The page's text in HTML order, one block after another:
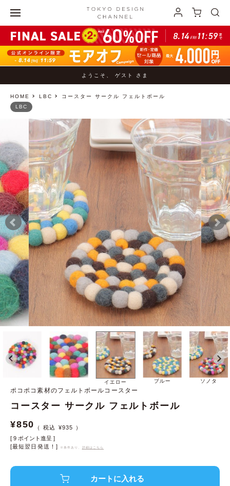
ようこそ、 ゲスト さま
HOME LBC コースター サークル フェルトボール
イエロー ブルー ソノタ
LBC
ポコポコ素材のフェルトボールコースター
コースター サークル フェルトボール
¥850 ¥935
[ 9 ポイント進呈 ]
[最短翌日発送！]
※条件あり、 詳細はこちら